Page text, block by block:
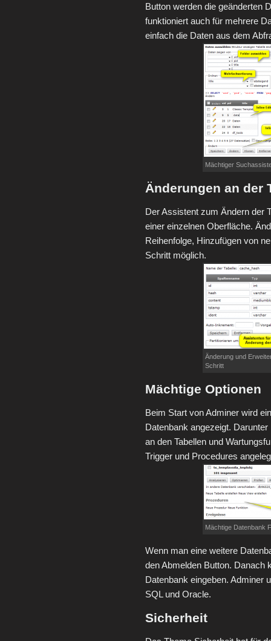
Button werden die geänderten
funktioniert auch für mehrere
einfach die Daten aus dem
Mächtiger
Änderungen an der
Der Assistent zum Ändern der
einer einzelnen Oberfläche.
Reihenfolge, Hinzufügen von
Schritt möglich.
Änderung und
Schritt
Mächtige Optionen
Beim Start von Adminer wird
Datenbank angezeigt.
an den Tabellen und
Trigger und Procedures
Mächtige Datenbank
Wenn man eine weitere
den Abmelden Button. Danach
Datenbank eingeben. Adminer
SQL und Oracle.
Sicherheit